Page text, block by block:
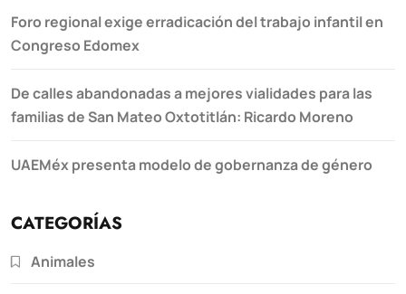
Foro regional exige erradicación del trabajo infantil en
Congreso Edomex
De calles abandonadas a mejores vialidades para las
familias de San Mateo Oxtotitlán: Ricardo Moreno
UAEMéx presenta modelo de gobernanza de género
CATEGORÍAS
Animales